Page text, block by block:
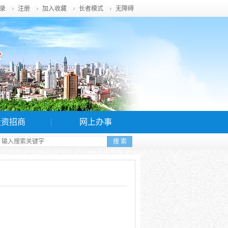
注册 加入收藏 长者模式 无障碍
招商 网上办事